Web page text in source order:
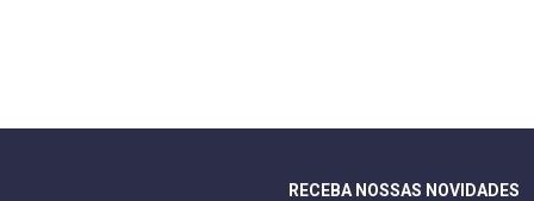
RECEBA NOSSAS NOVIDADES